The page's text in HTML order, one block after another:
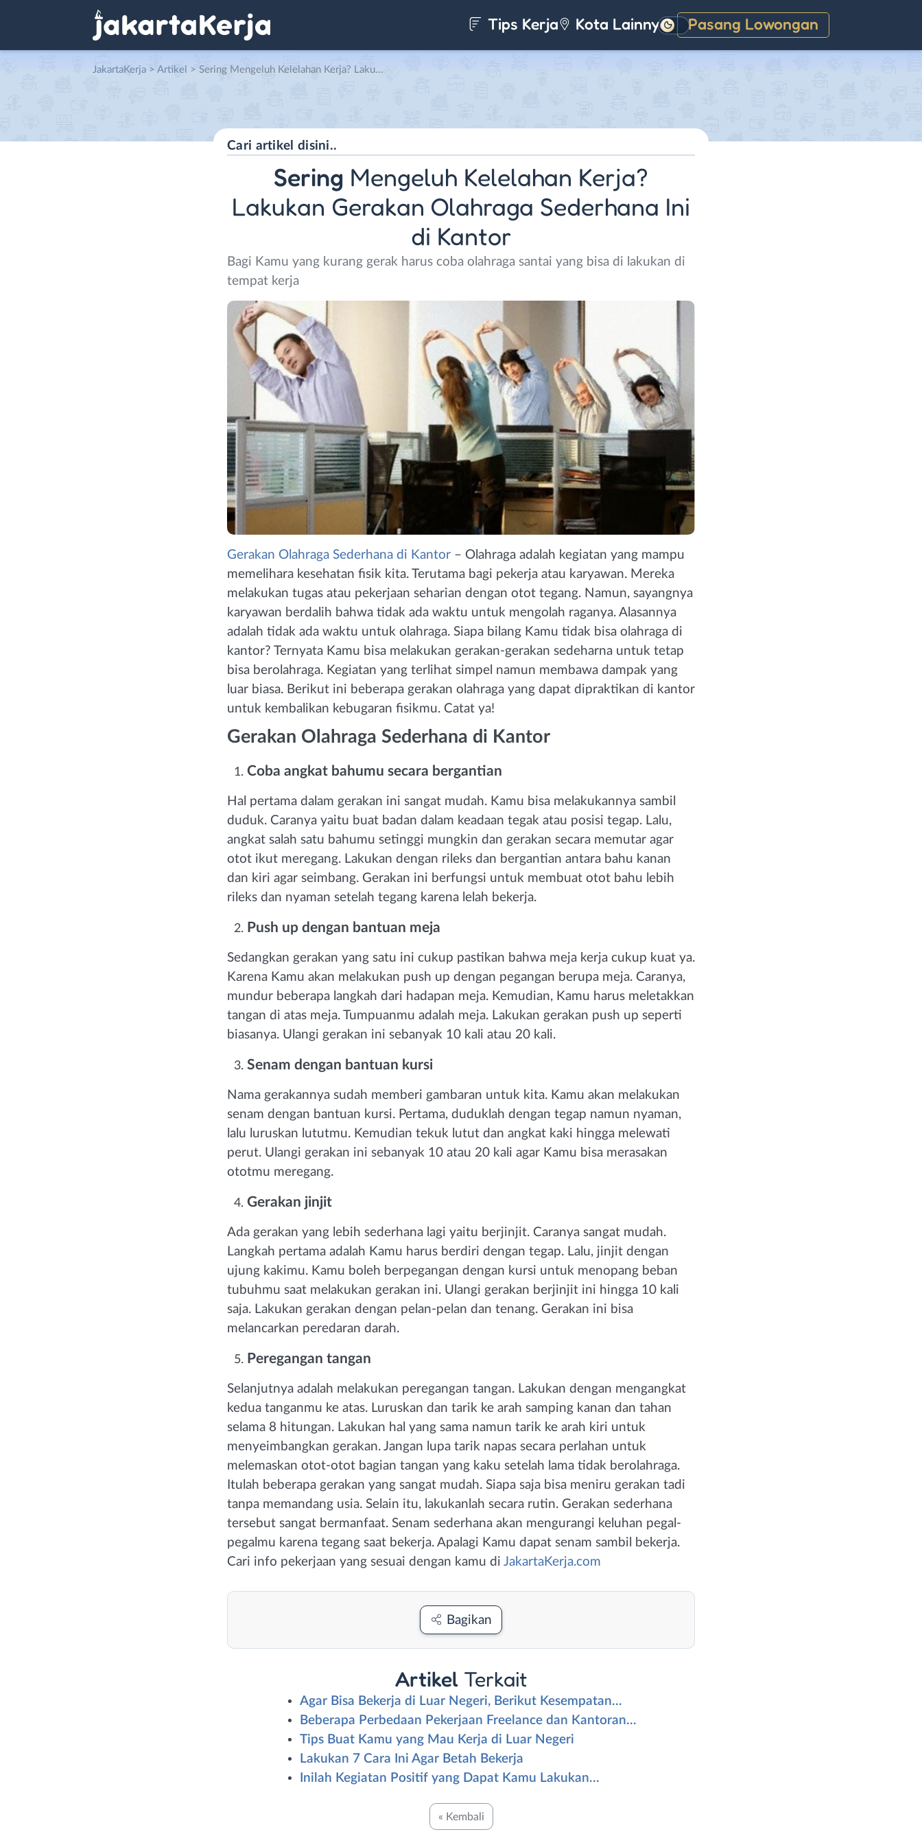
Tips Kerja Kota Lainnya Pasang Lowongan
Gelap
JakartaKerja > Artikel > Sering Mengeluh Kelelahan Kerja? Lakukan Gerakan Olahraga Sederhana Ini di Kantor
Sering Mengeluh Kelelahan Kerja?
Lakukan Gerakan Olahraga Sederhana Ini
di Kantor
Bagi Kamu yang kurang gerak harus coba olahraga santai yang bisa di lakukan di
tempat kerja
Gerakan Olahraga Sederhana di Kantor – Olahraga adalah kegiatan yang mampu
memelihara kesehatan fisik kita. Terutama bagi pekerja atau karyawan. Mereka
melakukan tugas atau pekerjaan seharian dengan otot tegang. Namun, sayangnya
karyawan berdalih bahwa tidak ada waktu untuk mengolah raganya. Alasannya
adalah tidak ada waktu untuk olahraga. Siapa bilang Kamu tidak bisa olahraga di
kantor? Ternyata Kamu bisa melakukan gerakan-gerakan sedeharna untuk tetap
bisa berolahraga. Kegiatan yang terlihat simpel namun membawa dampak yang
luar biasa. Berikut ini beberapa gerakan olahraga yang dapat dipraktikan di kantor
untuk kembalikan kebugaran fisikmu. Catat ya!
Gerakan Olahraga Sederhana di Kantor
Coba angkat bahumu secara bergantian
Hal pertama dalam gerakan ini sangat mudah. Kamu bisa melakukannya sambil
duduk. Caranya yaitu buat badan dalam keadaan tegak atau posisi tegap. Lalu,
angkat salah satu bahumu setinggi mungkin dan gerakan secara memutar agar
otot ikut meregang. Lakukan dengan rileks dan bergantian antara bahu kanan
dan kiri agar seimbang. Gerakan ini berfungsi untuk membuat otot bahu lebih
rileks dan nyaman setelah tegang karena lelah bekerja.
Push up dengan bantuan meja
Sedangkan gerakan yang satu ini cukup pastikan bahwa meja kerja cukup kuat ya.
Karena Kamu akan melakukan push up dengan pegangan berupa meja. Caranya,
mundur beberapa langkah dari hadapan meja. Kemudian, Kamu harus meletakkan
tangan di atas meja. Tumpuanmu adalah meja. Lakukan gerakan push up seperti
biasanya. Ulangi gerakan ini sebanyak 10 kali atau 20 kali.
Senam dengan bantuan kursi
Nama gerakannya sudah memberi gambaran untuk kita. Kamu akan melakukan
senam dengan bantuan kursi. Pertama, duduklah dengan tegap namun nyaman,
lalu luruskan lututmu. Kemudian tekuk lutut dan angkat kaki hingga melewati
perut. Ulangi gerakan ini sebanyak 10 atau 20 kali agar Kamu bisa merasakan
ototmu meregang.
Gerakan jinjit
Ada gerakan yang lebih sederhana lagi yaitu berjinjit. Caranya sangat mudah.
Langkah pertama adalah Kamu harus berdiri dengan tegap. Lalu, jinjit dengan
ujung kakimu. Kamu boleh berpegangan dengan kursi untuk menopang beban
tubuhmu saat melakukan gerakan ini. Ulangi gerakan berjinjit ini hingga 10 kali
saja. Lakukan gerakan dengan pelan-pelan dan tenang. Gerakan ini bisa
melancarkan peredaran darah.
Peregangan tangan
Selanjutnya adalah melakukan peregangan tangan. Lakukan dengan mengangkat
kedua tanganmu ke atas. Luruskan dan tarik ke arah samping kanan dan tahan
selama 8 hitungan. Lakukan hal yang sama namun tarik ke arah kiri untuk
menyeimbangkan gerakan. Jangan lupa tarik napas secara perlahan untuk
melemaskan otot-otot bagian tangan yang kaku setelah lama tidak berolahraga.
Itulah beberapa gerakan yang sangat mudah. Siapa saja bisa meniru gerakan tadi
tanpa memandang usia. Selain itu, lakukanlah secara rutin. Gerakan sederhana
tersebut sangat bermanfaat. Senam sederhana akan mengurangi keluhan pegal-
pegalmu karena tegang saat bekerja. Apalagi Kamu dapat senam sambil bekerja.
Cari info pekerjaan yang sesuai dengan kamu di JakartaKerja.com
Bagikan
Artikel Terkait
Agar Bisa Bekerja di Luar Negeri, Berikut Kesempatan…
Beberapa Perbedaan Pekerjaan Freelance dan Kantoran…
Tips Buat Kamu yang Mau Kerja di Luar Negeri
Lakukan 7 Cara Ini Agar Betah Bekerja
Inilah Kegiatan Positif yang Dapat Kamu Lakukan…
« Kembali